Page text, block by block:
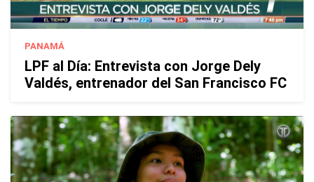
PANAMÁ
LPF al Día: Entrevista con Jorge Dely
Valdés, entrenador del San Francisco FC